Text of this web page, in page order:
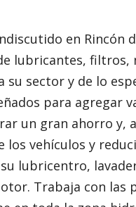
indiscutido en
lubricantes,
su sector y de lo
para agregar
un gran ahorro y,
los vehículos y
lubricentro,
Trabaja con las